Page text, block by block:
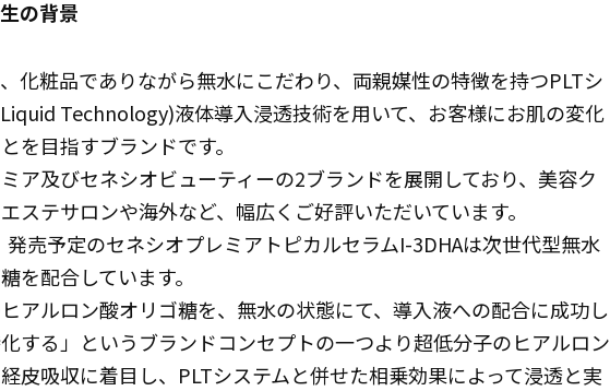
の背景
化粧品でありながら無水にこだわり、両親媒性の特徴を持つPLTシ
Technology)液体導入浸透技術を用いて、お客様にお肌の変化
を目指すブランドです。
ア及びセネシオビューティーの2ブランドを展開しており、美容ク
ステサロンや海外など、幅広くご好評いただいています。
売予定のセネシオプレミアトピカルセラムI-3DHAは次世代型無水
を配合しています。
アルロン酸オリゴ糖を、無水の状態にて、導入液への配合に成功し
する」というブランドコンセプトの一つより超低分子のヒアルロン
皮吸収に着目し、PLTシステムと併せた相乗効果によって浸透と実